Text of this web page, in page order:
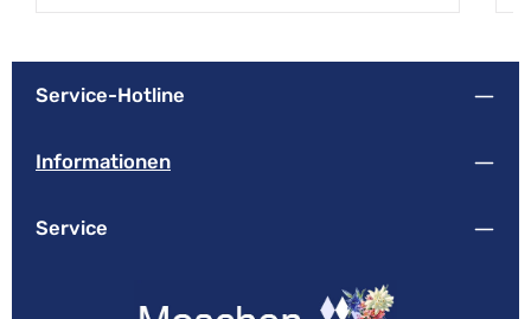
Service-Hotline
Informationen
Service